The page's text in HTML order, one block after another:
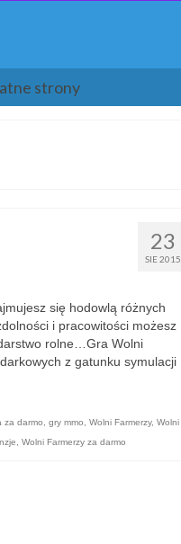
strony
23
SIE 2015
się hodowlą różnych
i pracowitości możesz
rolne…Gra Wolni
z gatunku symulacji
za darmo gry mmo Wolni Farmerzy, Wolni
Wolni Farmerzy za darmo